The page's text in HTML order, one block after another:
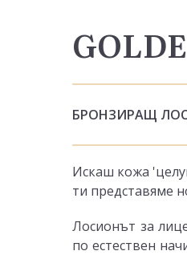
БРОНЗИРАЩ
Искаш кожа
ти представяме
Лосионът за
по естествен